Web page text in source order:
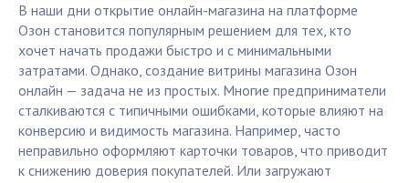
В наши дни открытие онлайн-магазина на платформе
Озон становится популярным решением для тех, кто
хочет начать продажи быстро и с минимальными
затратами. Однако, создание витрины магазина Озон
онлайн — задача не из простых. Многие предприниматели
сталкиваются с типичными ошибками, которые влияют на
конверсию и видимость магазина. Например, часто
неправильно оформляют карточки товаров, что приводит
к снижению доверия покупателей. Или загружают